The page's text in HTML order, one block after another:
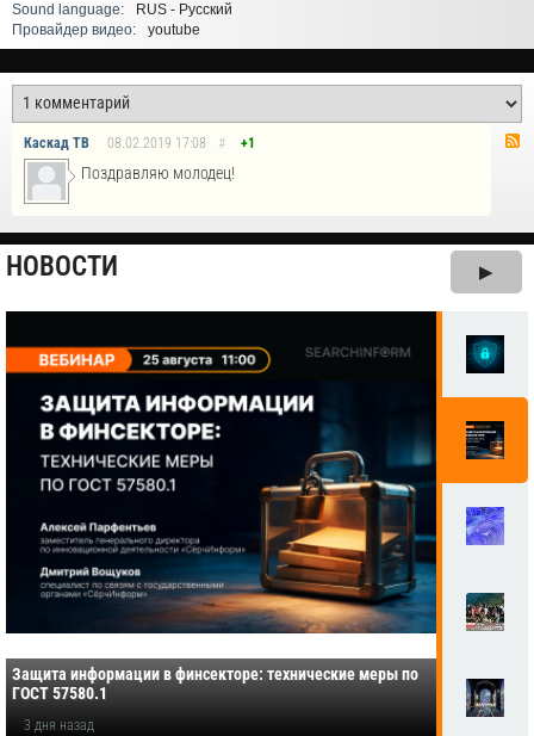
Sound language:
RUS - Русский
Провайдер видео:
youtube
Каскад ТВ 08.02.2019 17:08 # +1
Поздравляю молодец!
НОВОСТИ ▶
Защита информации в финсекторе: технические меры по
ГОСТ 57580.1
3 дня назад